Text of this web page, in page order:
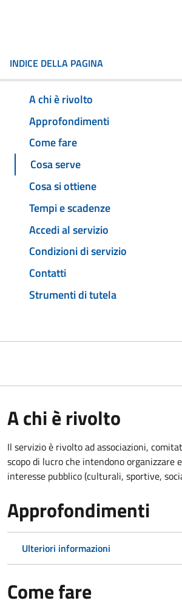
INDICE DELLA PAGINA
A chi è rivolto
Approfondimenti
Come fare
Cosa serve
Cosa si ottiene
Tempi e scadenze
Accedi al servizio
Condizioni di servizio
Contatti
Strumenti di tutela
A chi è rivolto
Il servizio è rivolto ad associazioni,
scopo di lucro che intendono organizzare
interesse pubblico (culturali, sportive,
Approfondimenti
Ulteriori informazioni
Come fare